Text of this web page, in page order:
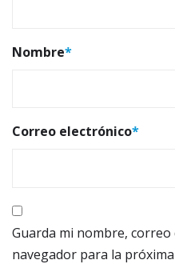
Nombre*
Correo electrónico*
Guarda mi nombre,
navegador para la